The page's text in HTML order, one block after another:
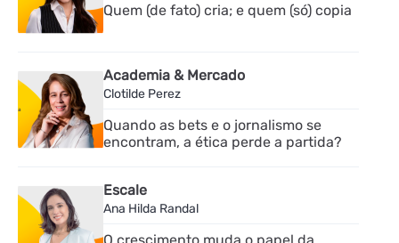
Quem (de fato) cria; e quem (só) copia
Academia & Mercado
Clotilde Perez
Quando as bets e o jornalismo se
encontram, a ética perde a partida?
Escale
Ana Hilda Randal